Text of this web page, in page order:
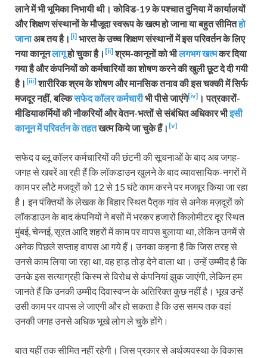
लाने में भी भूमिका निभायी थी। कोविड-19 के पश्चात दुनिया में कार्यालयों
और शिक्षण संस्थानों के मौजूदा स्वरूप के खत्म हो जाना या बहुत सीमितहो
जानाअब तय है। [i] भारत के उच्च शिक्षण संस्थानों में इस परिवर्तन के लिए
नया कानूनलागूहो चुका है। [ii]श्रम-कानूनों को भीलगभग खत्मकर दिया
गया है और कंपनियों को कर्मचारियों का शोषण करने की खुली छूट दे दी गयी
है। [iii]शारीरिक श्रम के शोषण और मानसिक तनाव की इस चक्की में सिर्फ
मजदूर नहीं, बल्किसफेद कॉलर कर्मचारीभी पीसे जाएंगे[iv] । पत्रकारों-
मीडियाकर्मियों की नौकरियों और वेतन-भत्‍तों से संबंधित अधिकार भीइसी
कानून में परिवर्तन के तहतखत्म किये जा चुके हैं। [v]
सफेद व ब्लू कॉलर कर्मचारियों की छंटनी की सूचनाओं के बाद अब जगह-
जगह से खबरें आ रही हैं कि लॉकडाउन खुलने के बाद व्यावसायिक-नगरों में
काम पर लौटे मजदूरों को 12 से 15 घंटे काम करने पर मजबूर किया जा रहा
है। इन पंक्तियों के लेखक के बिहार स्थित पैतृक गांव से अनेक मज़दूरों को
लॉकडाउन के बाद कंपनियों ने बसों में भरकर हजारों किलोमीटर दूर स्थित
मुंबई, चेन्नई, सूरत आदि शहरों में काम पर वापस बुलाया था, लेकिन उनमें से
अनेक पिछले सप्ताह वापस आ गये हैं। उनका कहना है कि जिस तरह से
उनसे काम लिया जा रहा था, वह हाड़ तोड़ देने वाला था। उन्हें उम्मीद है कि
उनके इस सत्याग्रही किस्म से विरोध से कंपनियां झुक जाएंगी, लेकिन हम
जानते हैं कि उनकी उम्मीद दिवास्वप्न के अतिरिक्त कुछ नहीं है। भूख उन्हें
उसी काम पर वापस ले जाएगी और हो सकता है कि उस समय तक वहां
उनकी जगह उनसे अधिक भूखे लोग ले चुके होंगे।
बात यहीं तक सीमित नहीं रहेगी। जिस प्रकार से अर्थव्यवस्था के विकास